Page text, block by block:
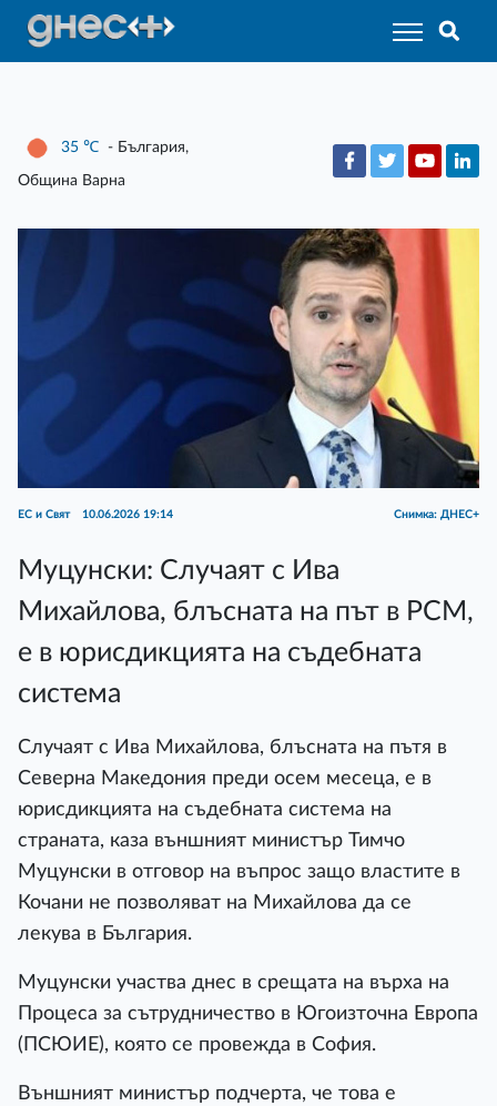
35 ℃ - България,
Община Варна
ЕС и Свят 10.06.2026 19:14 Снимка: ДНЕС+
Муцунски: Случаят с Ива
Михайлова, блъсната на път в РСМ,
е в юрисдикцията на съдебната
система
Случаят с Ива Михайлова, блъсната на пътя в
Северна Македония преди осем месеца, е в
юрисдикцията на съдебната система на
страната, каза външният министър Тимчо
Муцунски в отговор на въпрос защо властите в
Кочани не позволяват на Михайлова да се
лекува в България.
Муцунски участва днес в срещата на върха на
Процеса за сътрудничество в Югоизточна Европа
(ПСЮИЕ), която се провежда в София.
Външният министър подчерта, че това е